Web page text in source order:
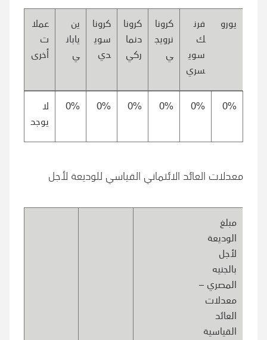
يورو
فرن
ك
سوي
سري
كرونا
نرويج
ي
كرونا
دنما
ركي
كرونا
سوي
دي
ين
يابان
ي
عملا
ت
أخرى
0%
0%
0%
0%
0%
0%
لا
يوجد
معدلات العائد الائتماني القياسي للوديعة لأجل
مبلغ
الوديعة
لأجل
بالجنيه
المصري –
معدلات
العائد
القياسية